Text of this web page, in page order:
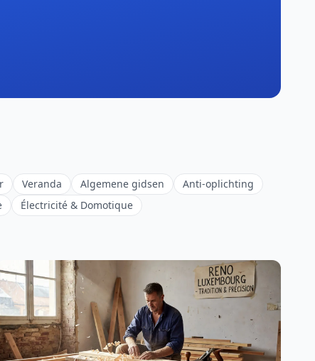
Veranda Algemene gidsen
Anti-oplichting
Électricité & Domotique